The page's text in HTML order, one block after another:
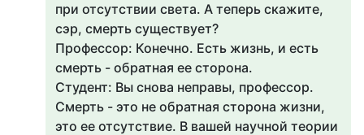
при отсутствии света. А теперь скажите,
сэр, смерть существует?
Профессор: Конечно. Есть жизнь, и есть
смерть - обратная ее сторона.
Студент: Вы снова неправы, профессор.
Смерть - это не обратная сторона жизни,
это ее отсутствие. В вашей научной теории